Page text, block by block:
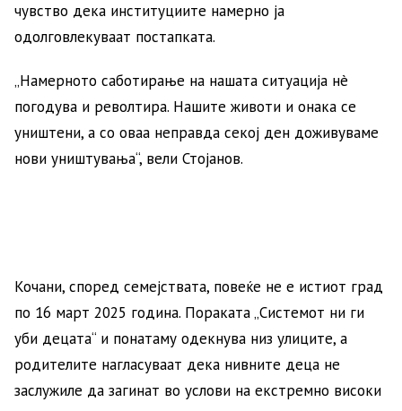
чувство дека институциите намерно ја
одолговлекуваат постапката.
„Намерното саботирање на нашата ситуација нè
погодува и револтира. Нашите животи и онака се
уништени, а со оваа неправда секој ден доживуваме
нови уништувања“, вели Стојанов.
Кочани, според семејствата, повеќе не е истиот град
по 16 март 2025 година. Пораката „Системот ни ги
уби децата“ и понатаму одекнува низ улиците, а
родителите нагласуваат дека нивните деца не
заслужиле да загинат во услови на екстремно високи